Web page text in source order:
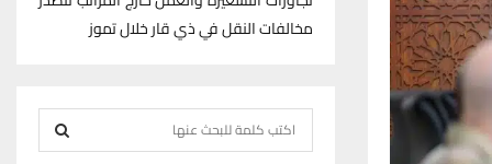
مخالفات النقل في ذي قار خلال تموز
e